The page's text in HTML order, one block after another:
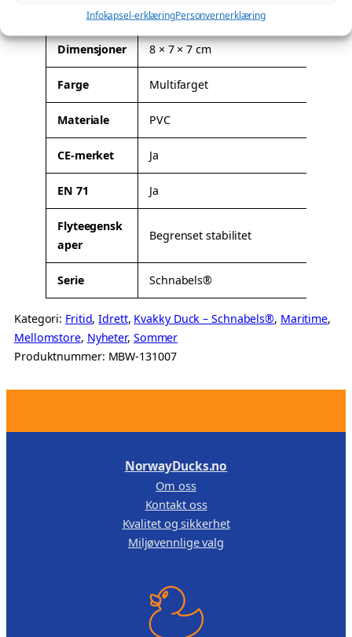
Infokapsel-erklæringPersonvernerklæring
t
t
ri
b
u
t
e
e
d
i
0,042 kg
Dimensjoner 8 × 7 × 7 cm
Farge Multifarget
Materiale PVC
CE-merket Ja
EN 71 Ja
Flyteegensk
aper
Begrenset stabilitet
Serie Schnabels®
Kategori: Fritid, Idrett, Kvakky Duck – Schnabels®, Maritime
Mellomstore, Nyheter, Sommer
Produktnummer: MBW-131007
NorwayDucks.no
Om oss
Kontakt oss
Kvalitet og sikkerhet
Miljøvennlige valg